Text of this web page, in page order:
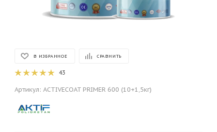
В ИЗБРАННОЕ СРАВНИТЬ
43
Артикул: ACTIVECOAT PRIMER 600 (10+1,5кг)